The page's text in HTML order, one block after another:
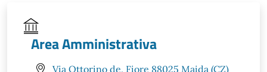
Area Amministrativa
Via Ottorino de, Fiore 88025 Maida (CZ)